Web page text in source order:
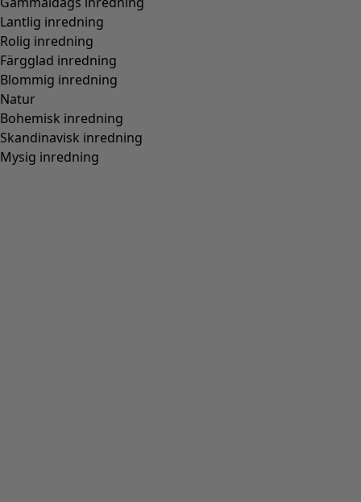
Lantlig inredning
Rolig inredning
Färgglad inredning
Blommig inredning
Natur
Bohemisk inredning
Skandinavisk inredning
Mysig inredning